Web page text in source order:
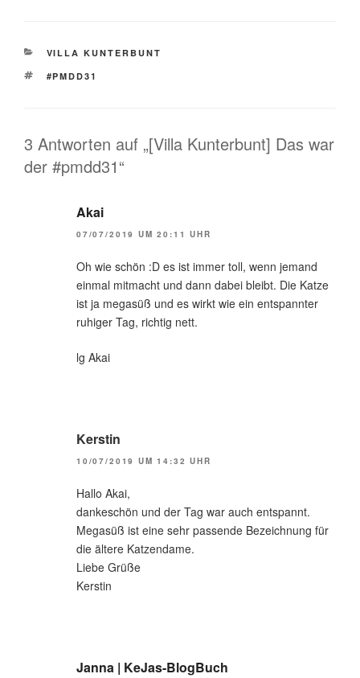
KATEGORIEN
VILLA KUNTERBUNT
SCHLAGWÖRTER
#PMDD31
3 Antworten auf „[Villa Kunterbunt] Das war
der #pmdd31“
Akai
07/07/2019 UM 20:11 UHR
Oh wie schön :D es ist immer toll, wenn jemand
einmal mitmacht und dann dabei bleibt. Die Katze
ist ja megasüß und es wirkt wie ein entspannter
ruhiger Tag, richtig nett.
lg Akai
Kerstin
10/07/2019 UM 14:32 UHR
Hallo Akai,
dankeschön und der Tag war auch entspannt.
Megasüß ist eine sehr passende Bezeichnung für
die ältere Katzendame.
Liebe Grüße
Kerstin
Janna | KeJas-BlogBuch